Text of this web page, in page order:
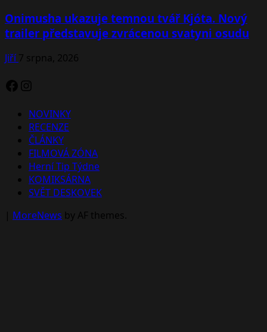
Onimusha ukazuje temnou tvář Kjóta. Nový
trailer představuje zvrácenou svatyni osudu
Jiří7 srpna, 2026
Facebook
Instagram
NOVINKY
RECENZE
ČLÁNKY
FILMOVÁ ZÓNA
Herní Tip Týdne
KOMIKSÁRNA
SVĚT DESKOVEK
| MoreNews by AF themes.